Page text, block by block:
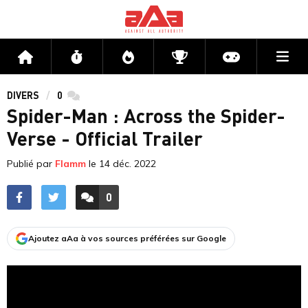
Accueil Flux Directs CompétitionsActu jeux
DIVERS 0 commentaires
Spider-Man : Across the Spider-
Verse - Official Trailer
Publié par Flamm le 14 déc. 2022
ACCÉDER AUX
0
COMMENTAIRES
Ajoutez aAa à vos sources préférées sur Google